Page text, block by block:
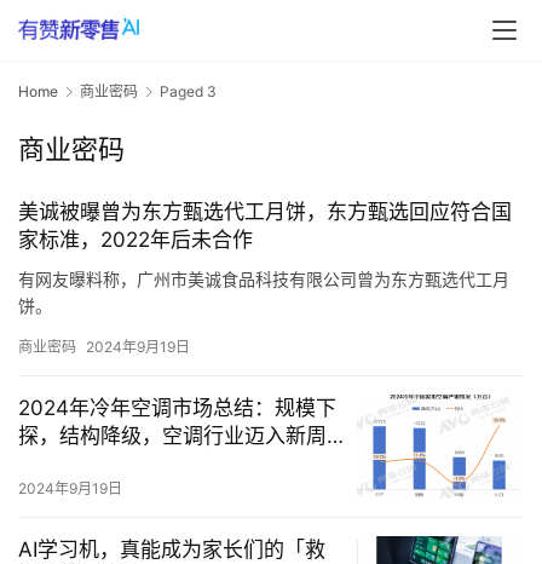
Home 商业密码 Paged 3
商业密码
美诚被曝曾为东方甄选代工月饼，东方甄选回应符合国
家标准，2022年后未合作
有网友曝料称，广州市美诚食品科技有限公司曾为东方甄选代工月
饼。
选流心月饼”的产品，其代加工企业为广州市美诚食品科技有限公
针对此事，东方甄选的客户服务团队做出了回应，表示在2022年，
东方甄选确实与美诚食品有过合作，根据公司的选品标准定制生产
商业密码 2024年9月19日
2024年冷年空调市场总结：规模下
探，结构降级，空调行业迈入新周
2024年9月19日
AI学习机，真能成为家长们的「救